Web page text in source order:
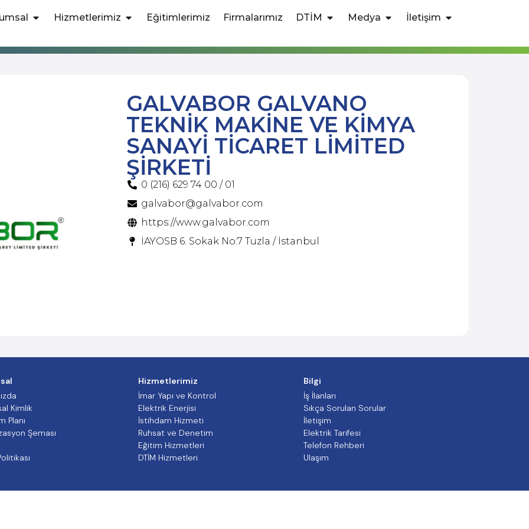
Hizmetlerimiz Eğitimlerimiz Firmalarımız DTİM Medya İletişim
GALVABOR GALVANO
TEKNİK MAKİNE VE KİMYA
SANAYİ TİCARET LİMİTED
ŞİRKETİ
0 (216) 629 74 00 / 01
galvabor@galvabor.com
https://www.galvabor.com
İAYOSB 6. Sokak No:7 Tuzla / İstanbul
Kimlik
Planı
Şeması
Hizmetlerimiz
İmar Yapı ve Kontrol
Elektrik Enerjisi
İstihdam Hizmeti
Ruhsat ve Denetim
Eğitim Hizmetleri
DTİM Hizmetleri
Bilgi
İş İlanları
Sıkça Sorulan Sorular
İletişim
Elektrik Tarifesi
Telefon Rehberi
Ulaşım